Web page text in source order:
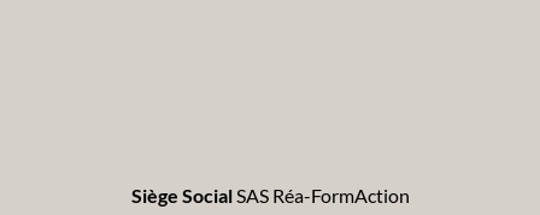
Siège SocialSAS Réa-FormAction